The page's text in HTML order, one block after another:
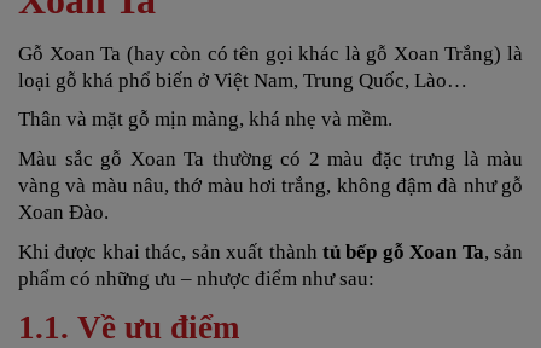
Gỗ Xoan Ta (hay còn có tên gọi khác là gỗ Xoan Trắng) là
loại gỗ khá phổ biến ở Việt Nam, Trung Quốc, Lào…
Thân và mặt gỗ mịn màng, khá nhẹ và mềm.
Màu sắc gỗ Xoan Ta thường có 2 màu đặc trưng là màu
vàng và màu nâu, thớ màu hơi trắng, không đậm đà như gỗ
Xoan Đào.
Khi được khai thác, sản xuất thành tủ bếp gỗ Xoan Ta, sản
phẩm có những ưu – nhược điểm như sau:
1.1. Về ưu điểm